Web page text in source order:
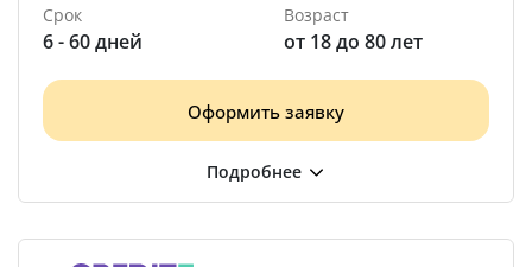
Срок
6 - 60 дней
Возраст
от 18 до 80 лет
Оформить заявку